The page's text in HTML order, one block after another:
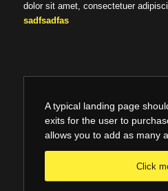
dolor sit amet, consectetuer
sadfsadfas
A typical landing page
exits for the user to
allows you to add as many
Click